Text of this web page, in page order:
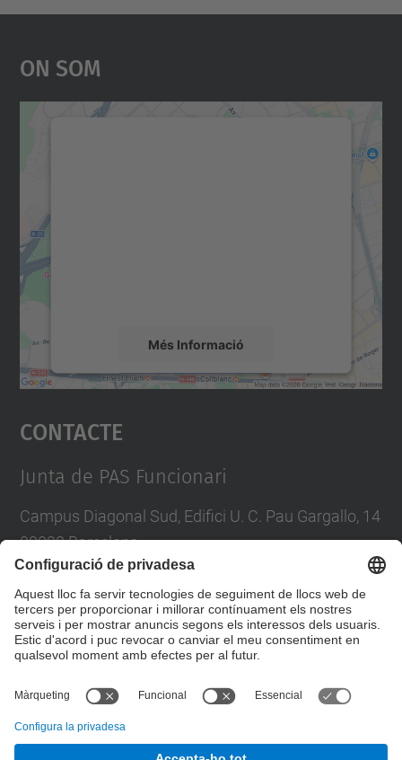
On Som
Més Informació
Accepta
powered by
Contacte
Junta de PAS Funcionari
Campus Diagonal Sud, Edifici U. C. Pau Gargallo, 14
08028 Barcelona
E-mail :junta.pasf@upc.edu
Formulari de contacte